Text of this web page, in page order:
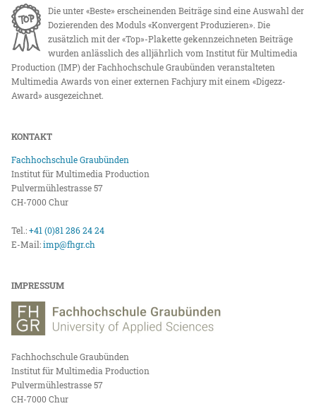
Die unter «Beste» erscheinenden Beiträge sind eine Auswahl der
Dozierenden des Moduls «Konvergent Produzieren». Die
zusätzlich mit der «Top»-Plakette gekennzeichneten Beiträge
wurden anlässlich des alljährlich vom Institut für Multimedia
Production (IMP) der Fachhochschule Graubünden veranstalteten
Multimedia Awards von einer externen Fachjury mit einem «Digezz-
Award» ausgezeichnet.
KONTAKT
Fachhochschule Graubünden
Institut für Multimedia Production
Pulvermühlestrasse 57
CH-7000 Chur
Tel.:+41 (0)81 286 24 24
E-Mail:imp@fhgr.ch
IMPRESSUM
Fachhochschule Graubünden
Institut für Multimedia Production
Pulvermühlestrasse 57
CH-7000 Chur